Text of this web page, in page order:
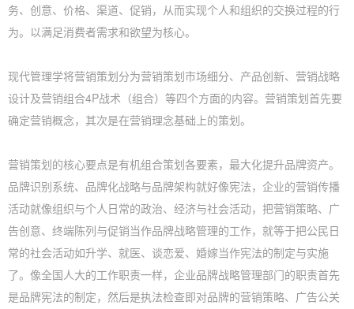
务、创意、价格、渠道、促销，从而实现个人和组织的交换过程的行
为。以满足消费者需求和欲望为核心。
现代管理学将营销策划分为营销策划市场细分、产品创新、营销战略
设计及营销组合4P战术（组合）等四个方面的内容。营销策划首先要
确定营销概念，其次是在营销理念基础上的策划。
营销策划的核心要点是有机组合策划各要素，最大化提升品牌资产。
品牌识别系统、品牌化战略与品牌架构就好像宪法，企业的营销传播
活动就像组织与个人日常的政治、经济与社会活动，把营销策略、广
告创意、终端陈列与促销当作品牌战略管理的工作，就等于把公民日
常的社会活动如升学、就医、谈恋爱、婚嫁当作宪法的制定与实施
了。像全国人大的工作职责一样，企业品牌战略管理部门的职责首先
是品牌宪法的制定，然后是执法检查即对品牌的营销策略、广告公关